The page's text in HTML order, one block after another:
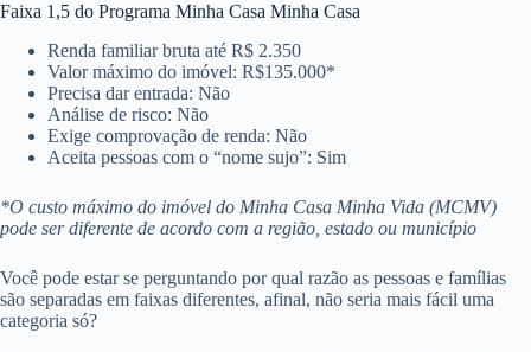
Faixa 1,5 do Programa Minha Casa Minha Casa
Renda familiar bruta até R$ 2.350
Valor máximo do imóvel: R$135.000*
Precisa dar entrada: Não
Análise de risco: Não
Exige comprovação de renda: Não
Aceita pessoas com o “nome sujo”: Sim
*O custo máximo do imóvel do Minha Casa Minha Vida (MCMV)
pode ser diferente de acordo com a região, estado ou município
Você pode estar se perguntando por qual razão as pessoas e famílias
são separadas em faixas diferentes, afinal, não seria mais fácil uma
categoria só?